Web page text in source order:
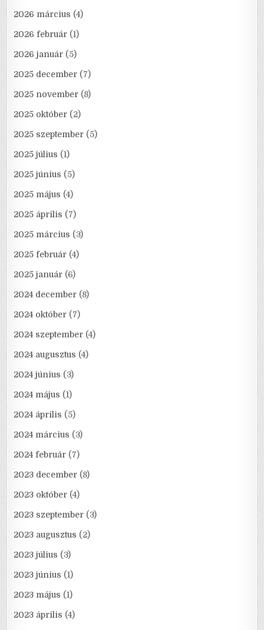
2026 március (4)
2026 február (1)
2026 január (5)
2025 december (7)
2025 november (8)
2025 október (2)
2025 szeptember (5)
2025 július (1)
2025 június (5)
2025 május (4)
2025 április (7)
2025 március (3)
2025 február (4)
2025 január (6)
2024 december (8)
2024 október (7)
2024 szeptember (4)
2024 augusztus (4)
2024 június (3)
2024 május (1)
2024 április (5)
2024 március (3)
2024 február (7)
2023 december (8)
2023 október (4)
2023 szeptember (3)
2023 augusztus (2)
2023 július (3)
2023 június (1)
2023 május (1)
2023 április (4)